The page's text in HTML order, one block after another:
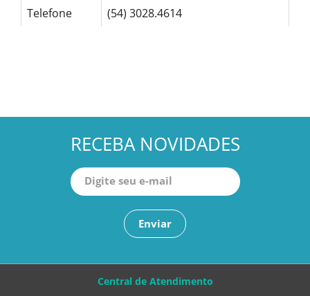
Telefone
(54) 3028.4614
RECEBA NOVIDADES
Enviar
Central de Atendimento